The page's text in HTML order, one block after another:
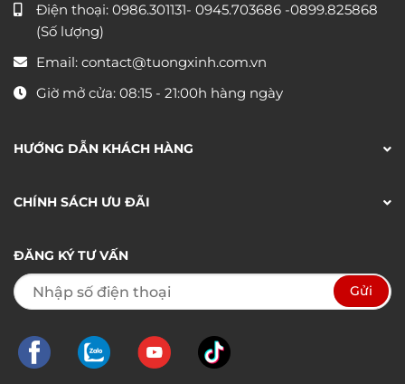
Điện thoại: 0986.301131- 0945.703686 -0899.825868
(Số lượng)
Email: contact@tuongxinh.com.vn
Giờ mở cửa: 08:15 - 21:00h hàng ngày
HƯỚNG DẪN KHÁCH HÀNG
CHÍNH SÁCH ƯU ĐÃI
ĐĂNG KÝ TƯ VẤN